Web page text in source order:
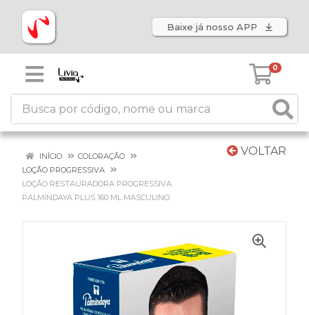
Baixe já nosso APP
0
VOLTAR
INÍCIO
COLORAÇÃO
LOÇÃO PROGRESSIVA
LOÇÃO RESTAURADORA PROGRESSIVA
PALMINDAYA PLUS 160 ML MASCULINO